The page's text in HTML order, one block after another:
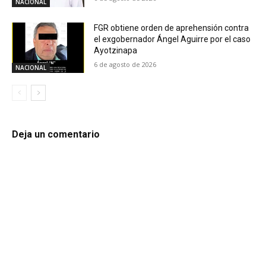
NACIONAL
FGR obtiene orden de aprehensión contra
el exgobernador Ángel Aguirre por el caso
Ayotzinapa
6 de agosto de 2026
Deja un comentario